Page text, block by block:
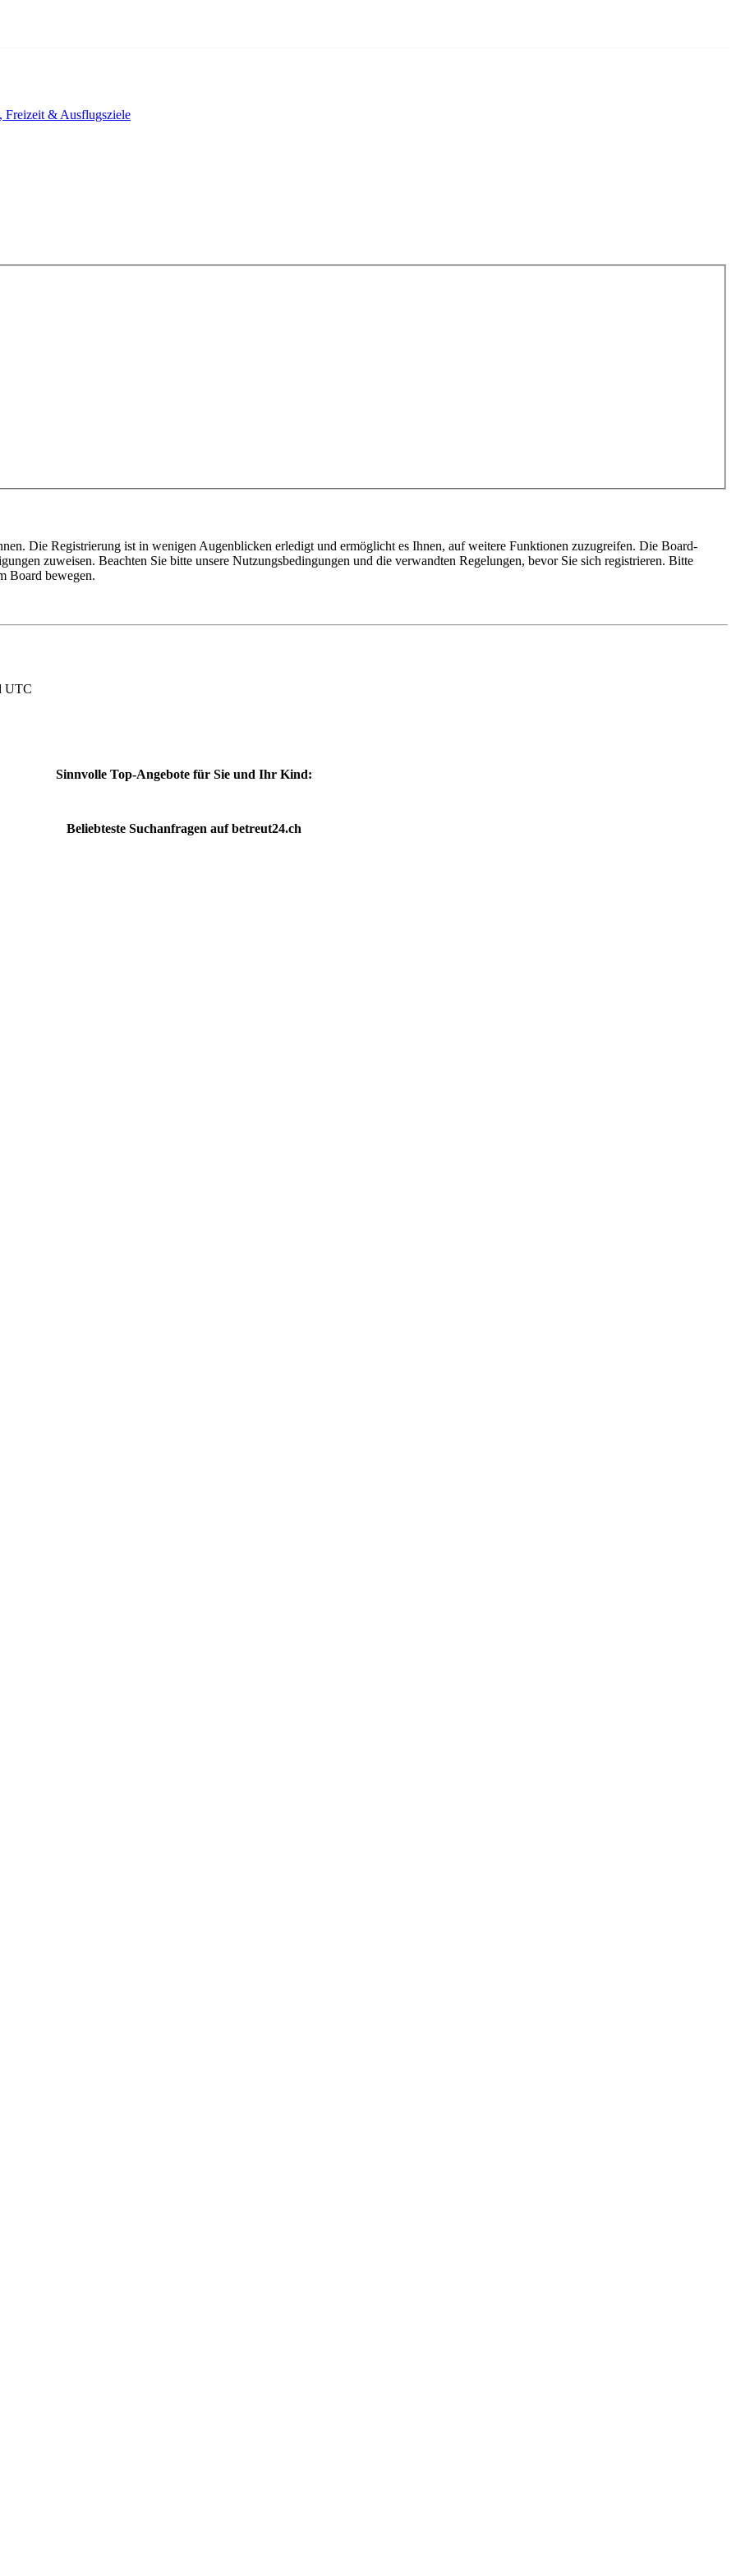
Freizeit & Ausflugsziele
Die Registrierung ist in wenigen Augenblicken erledigt und ermöglicht es Ihnen, auf weitere Funktionen zuzugreifen. Die Board-
zuweisen. Beachten Sie bitte unsere Nutzungsbedingungen und die verwandten Regelungen, bevor Sie sich registrieren. Bitte
Board bewegen.
UTC
Sinnvolle Top-Angebote für Sie und Ihr Kind:
Beliebteste Suchanfragen aufbetreut24.ch